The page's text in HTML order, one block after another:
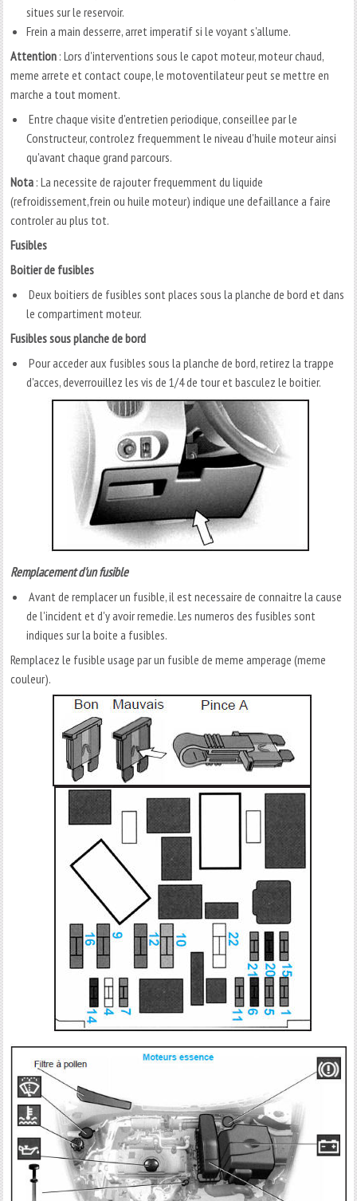
situes sur le reservoir.
Frein a main desserre, arret imperatif si le voyant s'allume.
Attention : Lors d'interventions sous le capot moteur, moteur chaud,
meme arrete et contact coupe, le motoventilateur peut se mettre en
marche a tout moment.
Entre chaque visite d'entretien periodique, conseillee par le
Constructeur, controlez frequemment le niveau d'huile moteur ainsi
qu'avant chaque grand parcours.
Nota : La necessite de rajouter frequemment du liquide
(refroidissement,frein ou huile moteur) indique une defaillance a faire
controler au plus tot.
Fusibles
Boitier de fusibles
Deux boitiers de fusibles sont places sous la planche de bord et dans
le compartiment moteur.
Fusibles sous planche de bord
Pour acceder aux fusibles sous la planche de bord, retirez la trappe
d'acces, deverrouillez les vis de 1/4 de tour et basculez le boitier.
Remplacement d'un fusible
Avant de remplacer un fusible, il est necessaire de connaitre la cause
de l'incident et d'y avoir remedie. Les numeros des fusibles sont
indiques sur la boite a fusibles.
Remplacez le fusible usage par un fusible de meme amperage (meme
couleur).